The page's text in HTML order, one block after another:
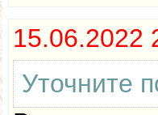
Уточните